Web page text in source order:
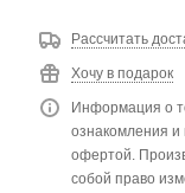
Рассчитать
Хочу в подарок
Информация о
ознакомления и
офертой.
собой право